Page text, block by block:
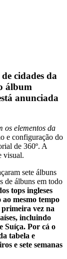
cidades da
álbum
anunciada
os elementos da
e configuração do
de 360º. A
visual.
sete álbuns
de álbuns em todo
tops ingleses
mesmo tempo
vez na
incluindo
Suíça. Por cá o
tabela e
e sete semanas